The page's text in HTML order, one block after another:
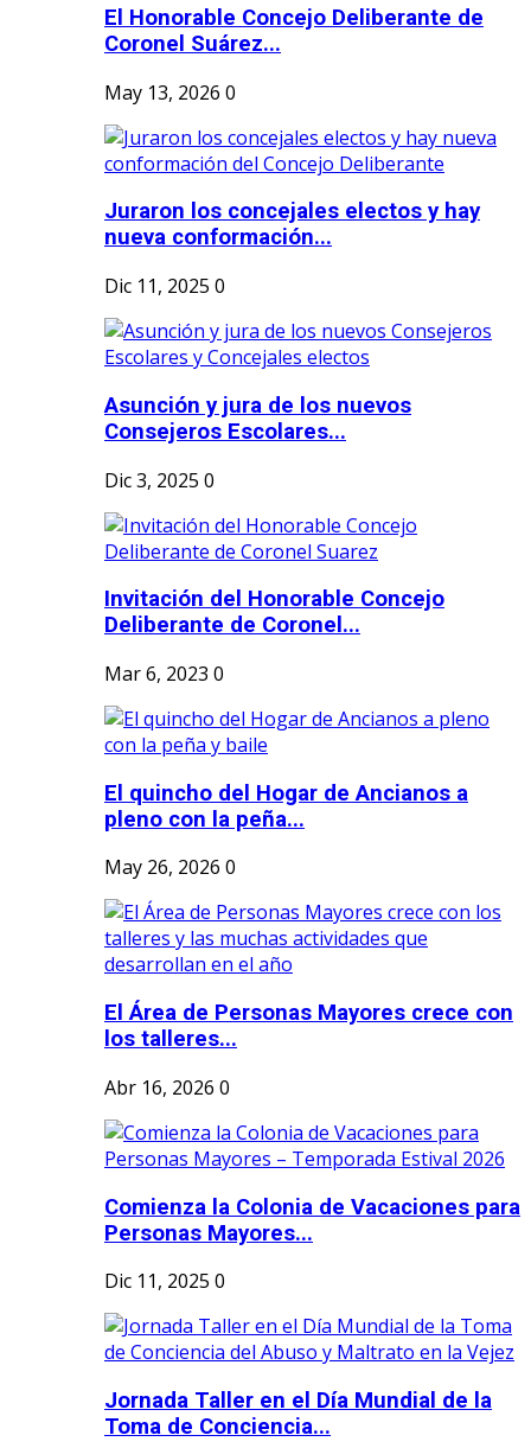
El Honorable Concejo Deliberante de
Coronel Suárez...
May 13, 2026 0
Juraron los concejales electos y hay
nueva conformación...
Dic 11, 2025 0
Asunción y jura de los nuevos
Consejeros Escolares...
Dic 3, 2025 0
Invitación del Honorable Concejo
Deliberante de Coronel...
Mar 6, 2023 0
El quincho del Hogar de Ancianos a
pleno con la peña...
May 26, 2026 0
El Área de Personas Mayores crece con
los talleres...
Abr 16, 2026 0
Comienza la Colonia de Vacaciones para
Personas Mayores...
Dic 11, 2025 0
Jornada Taller en el Día Mundial de la
Toma de Conciencia...